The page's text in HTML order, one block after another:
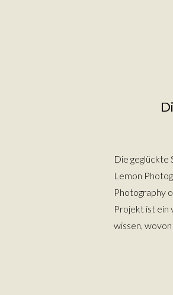
Die geglückte
Lemon
Photography
Projekt ist ein
wissen,